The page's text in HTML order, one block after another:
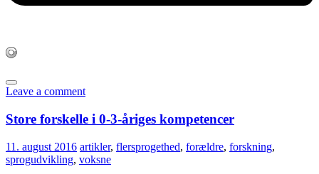
Leave a comment
Store forskelle i 0-3-åriges kompetencer
11. august 2016 artikler, flersprogethed, forældre, forskning,
sprogudvikling, voksne